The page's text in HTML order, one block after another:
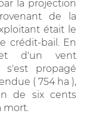
la projection
de la
était le
crédit-bail. En
d'un vent
s'est propagé
( 754 ha ),
de six cents
mort.